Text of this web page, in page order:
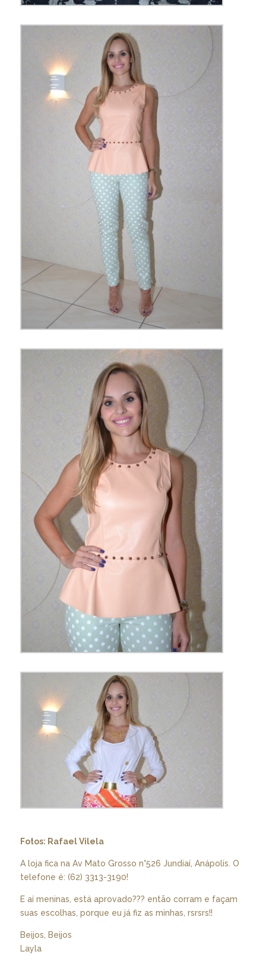
Fotos: Rafael Vilela
A loja fica na Av Mato Grosso n°526 Jundiaí, Anápolis. O
telefone é: (62) 3313-3190!
E aí meninas, está aprovado??? então corram e façam
suas escolhas, porque eu já fiz as minhas, rsrsrs!!
Beijos, Beijos
Layla